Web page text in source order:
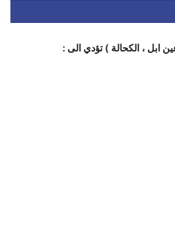
ابل ، الكحالة ) تؤدي الى :